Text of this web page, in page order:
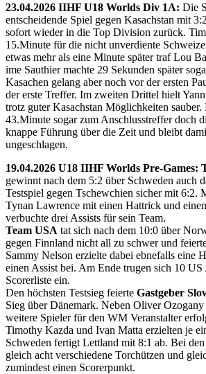
23.04.2026 IIHF U18 Worlds Div 1A: Die
entscheidende Spiel gegen Kasachstan mit
sofort wieder in die Top Division zurück.
15.Minute für die nicht unverdiente
etwas mehr als eine Minute später traf Lou
ime Sauthier machte 29 Sekunden später
Kasachen gelang aber noch vor der ersten
der erste Treffer. Im zweiten Drittel hielt
trotz guter Kasachstan Möglichkeiten sauber.
43.Minute sogar zum Anschlusstreffer doch
knappe Führung über die Zeit und bleibt
ungeschlagen.
19.04.2026 U18 IIHF Worlds Pre-Games:
gewinnt nach dem 5:2 über Schweden auch
Testspiel gegen Tschewchien sicher mit 6:2.
Tynan Lawrence mit einen Hattrick und
verbuchte drei Assists für sein Team.
Team USA tat sich nach dem 10:0 über
gegen Finnland nicht all zu schwer und
Sammy Nelson erzielte dabei ebnefalls eine
einen Assist bei. Am Ende trugen sich 10
Scorerliste ein.
Den höchsten Testsieg feierte Gastgeber
Sieg über Dänemark. Neben Oliver Ozogany
weitere Spieler für den WM Veranstalter
Timothy Kazda und Ivan Matta erzielten je
Schweden fertigt Lettland mit 8:1 ab. Bei
gleich acht verschiedene Torchützen und
zumindest einen Scorerpunkt.